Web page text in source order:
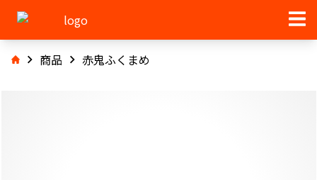
商品 赤鬼ふくまめ